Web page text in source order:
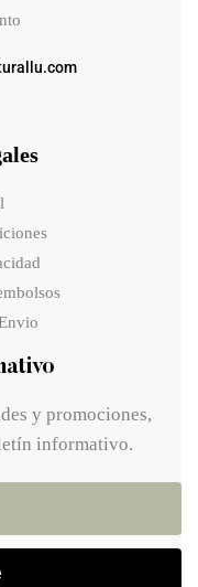
y promociones,
informativo.